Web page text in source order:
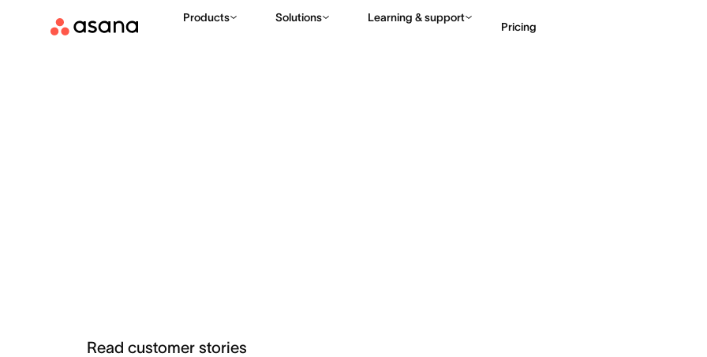
Products Solutions Learning & support
Pricing
Read customer stories